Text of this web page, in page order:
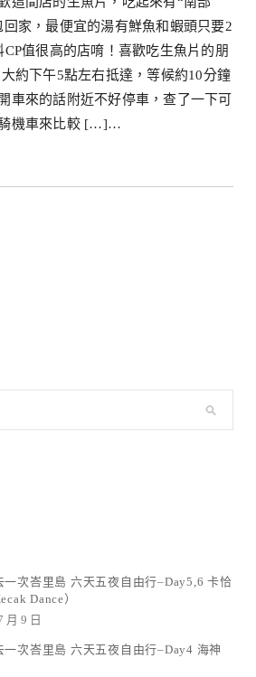
家，最便宜的湯有鮮魚和蝦頭只要2
值很高的店唷！喜歡吃生魚片的朋
約下午5點左右抵達，等候約10分鐘
車來的話附近不好停車，查了一下可
機車來比較 […]…
一次峇里島 六天五夜自由行–Day5,6 卡恰
Dance）
月 9 日
一次峇里島 六天五夜自由行–Day4 海神